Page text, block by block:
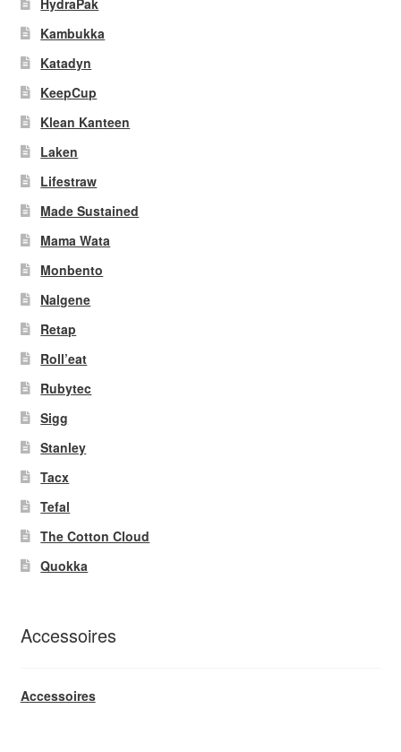
Kambukka
Katadyn
KeepCup
Klean Kanteen
Laken
Lifestraw
Made Sustained
Mama Wata
Monbento
Nalgene
Retap
Roll’eat
Rubytec
Sigg
Stanley
Tacx
Tefal
The Cotton Cloud
Quokka
Accessoires
Accessoires